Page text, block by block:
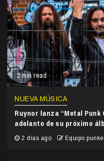
2 min read
NUEVA MÚSICA
Ruynor lanza “Metal Punk
adelanto de su próximo
2 días ago Equipo